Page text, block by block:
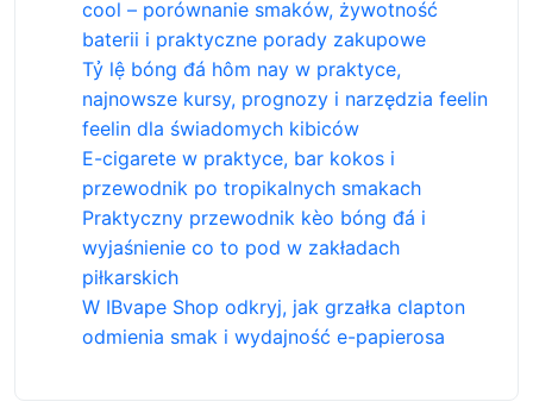
cool – porównanie smaków, żywotność
baterii i praktyczne porady zakupowe
Tỷ lệ bóng đá hôm nay w praktyce,
najnowsze kursy, prognozy i narzędzia feelin
feelin dla świadomych kibiców
E-cigarete w praktyce, bar kokos i
przewodnik po tropikalnych smakach
Praktyczny przewodnik kèo bóng đá i
wyjaśnienie co to pod w zakładach
piłkarskich
W IBvape Shop odkryj, jak grzałka clapton
odmienia smak i wydajność e-papierosa